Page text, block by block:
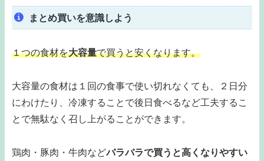
まとめ買いを意識しよう
１つの食材を大容量で買うと安くなります。
大容量の食材は１回の食事で使い切れなくても、２日分
にわけたり、冷凍することで後日食べるなど工夫するこ
とで無駄なく召し上がることができます。
鶏肉・豚肉・牛肉などバラバラで買うと高くなりやすい